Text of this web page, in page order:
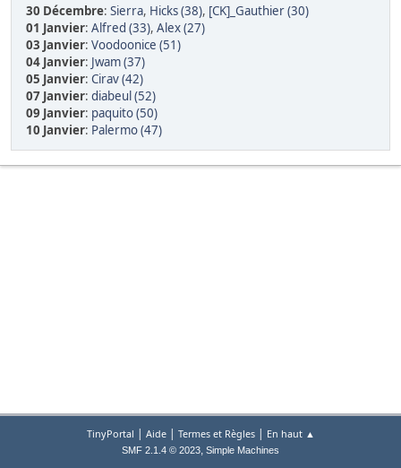
30 Décembre: Sierra, Hicks (38), [CK]_Gauthier (30)
01 Janvier: Alfred (33), Alex (27)
03 Janvier: Voodoonice (51)
04 Janvier: Jwam (37)
05 Janvier: Cirav (42)
07 Janvier: diabeul (52)
09 Janvier: paquito (50)
10 Janvier: Palermo (47)
TinyPortal | Aide| Termes et Règles| En haut ▲
SMF 2.1.4 © 2023, Simple Machines